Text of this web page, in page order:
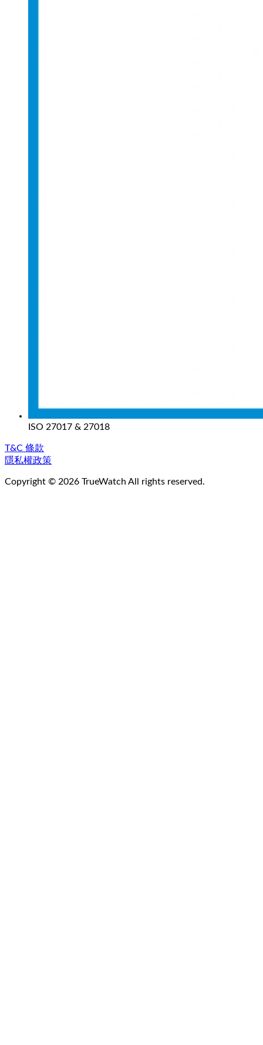
ISO 27017 & 27018
T&C 條款
隱私權政策
Copyright © 2026 TrueWatch All rights reserved.